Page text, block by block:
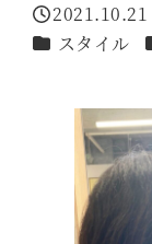
投稿日
2021.10.21
カテゴリー
スタイル